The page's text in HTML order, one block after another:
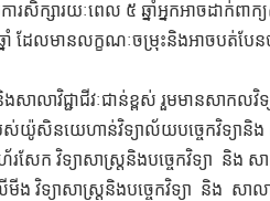
សិក្សារយៈពេល ៥ ឆ្នាំអ្នកអាចដាក់
លមានលក្ខណៈចម្រុះនិងអាចបត់បែនបាន
ាលាវិជ្ជាជីវៈជាន់ខ្ពស់ រួមមានសាក
នយេហាន់វិទ្យាល័យបច្ចេកវិទ្យានិង
រសែក វិទ្យាសាស្ត្រនិងបច្ចេកវិទ្យា
មីង វិទ្យាសាស្ត្រនិងបច្ចេកវិទ្យា និង